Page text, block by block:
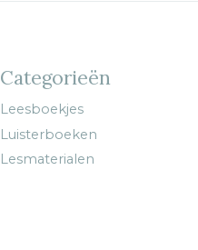
Categorieën
Leesboekjes
Luisterboeken
Lesmaterialen